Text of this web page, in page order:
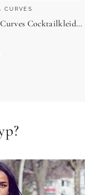
CURVES
My Mascara Curves Cocktailkleid (1-tlg) Drapiert/gerafft